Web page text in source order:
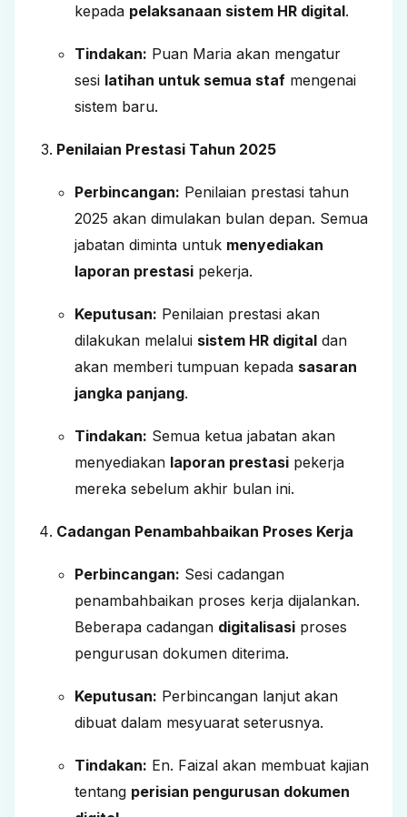
kepada pelaksanaan sistem HR digital.
Tindakan: Puan Maria akan mengatur
sesi latihan untuk semua staf mengenai
sistem baru.
Penilaian Prestasi Tahun 2025
Perbincangan: Penilaian prestasi tahun
2025 akan dimulakan bulan depan. Semua
jabatan diminta untuk menyediakan
laporan prestasi pekerja.
Keputusan: Penilaian prestasi akan
dilakukan melalui sistem HR digital dan
akan memberi tumpuan kepada sasaran
jangka panjang.
Tindakan: Semua ketua jabatan akan
menyediakan laporan prestasi pekerja
mereka sebelum akhir bulan ini.
Cadangan Penambahbaikan Proses Kerja
Perbincangan: Sesi cadangan
penambahbaikan proses kerja dijalankan.
Beberapa cadangan digitalisasi proses
pengurusan dokumen diterima.
Keputusan: Perbincangan lanjut akan
dibuat dalam mesyuarat seterusnya.
Tindakan: En. Faizal akan membuat kajian
tentang perisian pengurusan dokumen